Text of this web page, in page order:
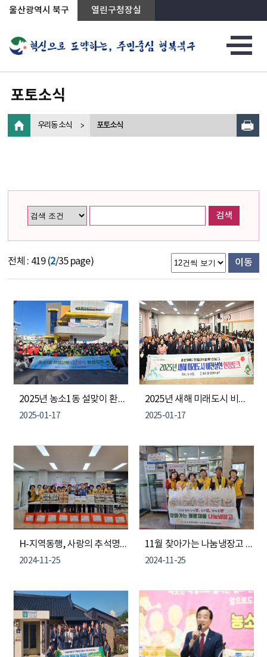
상단메뉴로 바로가기
전체메뉴로 바로가기
왼쪽메뉴로 바로가기
본문으로 바로가기
울산광역시 북구 열린구청장실
포토소식
우리동 소식 포토소식
검색
전체 : 419 (2/35 page) 이동
2025년 농소1동 설맞이 환경정비(2025. 1. 15.)
2025-01-17
2025년 새해 미래도시 비전실행 공감토크(2025. 1. 6.)
2025-01-17
H-지역동행, 사랑의 추석명절음식 나눔행사
2024-11-25
11월 찾아가는 나눔냉장고 운영
2024-11-25